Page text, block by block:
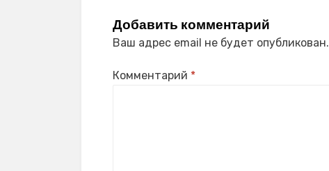
Добавить комментарий
Ваш адрес email не будет опубликован.
Комментарий *